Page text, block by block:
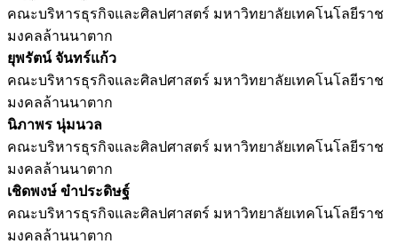
คณะบริหารธุรกิจและศิลปศาสตร์ มหาวิทยาลัยเทคโนโลยีราช
มงคลล้านนาตาก
ยุพรัตน์ จันทร์แก้ว
คณะบริหารธุรกิจและศิลปศาสตร์ มหาวิทยาลัยเทคโนโลยีราช
มงคลล้านนาตาก
นิภาพร นุ่มนวล
คณะบริหารธุรกิจและศิลปศาสตร์ มหาวิทยาลัยเทคโนโลยีราช
มงคลล้านนาตาก
เชิดพงษ์ ขำประดิษฐ์
คณะบริหารธุรกิจและศิลปศาสตร์ มหาวิทยาลัยเทคโนโลยีราช
มงคลล้านนาตาก